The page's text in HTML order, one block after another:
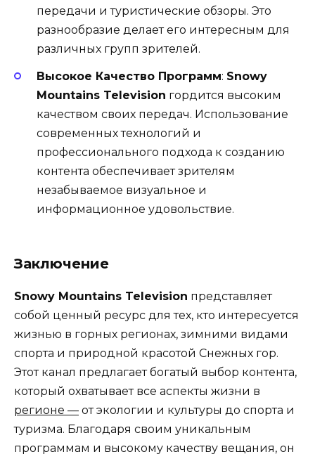
передачи и туристические обзоры. Это
разнообразие делает его интересным для
различных групп зрителей.
Высокое Качество Программ: Snowy
Mountains Television гордится высоким
качеством своих передач. Использование
современных технологий и
профессионального подхода к созданию
контента обеспечивает зрителям
незабываемое визуальное и
информационное удовольствие.
Заключение
Snowy Mountains Television представляет
собой ценный ресурс для тех, кто интересуется
жизнью в горных регионах, зимними видами
спорта и природной красотой Снежных гор.
Этот канал предлагает богатый выбор контента,
который охватывает все аспекты жизни в
регионе — от экологии и культуры до спорта и
туризма. Благодаря своим уникальным
программам и высокому качеству вещания, он